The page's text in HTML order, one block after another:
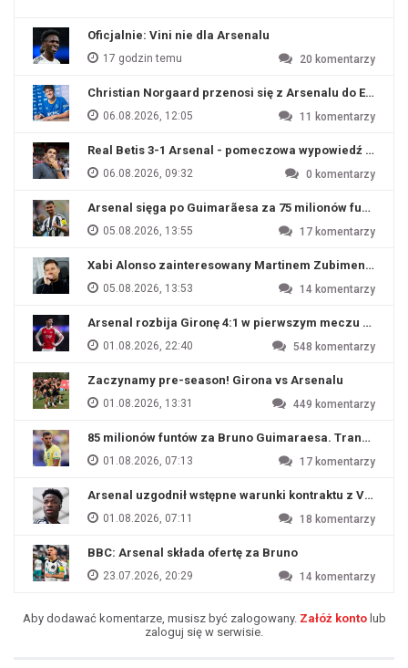
Oficjalnie: Vini nie dla Arsenalu
17 godzin temu 20 komentarzy
Christian Norgaard przenosi się z Arsenalu do
06.08.2026, 12:05 11 komentarzy
Real Betis 3-1 Arsenal - pomeczowa wypowiedź Artety
06.08.2026, 09:32 0 komentarzy
Arsenal sięga po Guimarãesa za 75 milionów funtów
05.08.2026, 13:55 17 komentarzy
Xabi Alonso zainteresowany Martinem Zubimendim
05.08.2026, 13:53 14 komentarzy
Arsenal rozbija Gironę 4:1 w pierwszym meczu
01.08.2026, 22:40 548 komentarzy
Zaczynamy pre-season! Girona vs Arsenalu
01.08.2026, 13:31 449 komentarzy
85 milionów funtów za Bruno Guimaraesa. Transfer
01.08.2026, 07:13 17 komentarzy
Arsenal uzgodnił wstępne warunki kontraktu z
01.08.2026, 07:11 18 komentarzy
BBC: Arsenal składa ofertę za Bruno
23.07.2026, 20:29 14 komentarzy
Aby dodawać komentarze, musisz być zalogowany. Załóż kontolub
zaloguj się w serwisie.